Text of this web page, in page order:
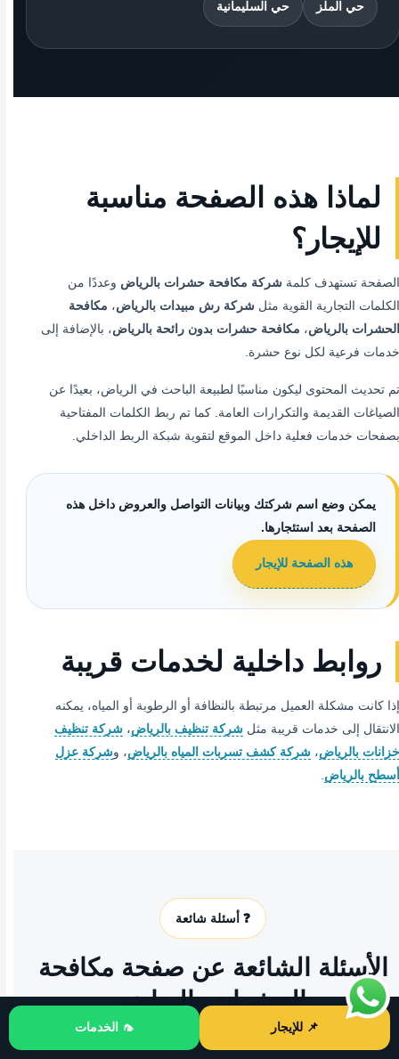
حي الملز حي السليمانية
لماذا هذه الصفحة مناسبة
للإيجار؟
الصفحة تستهدف كلمة شركة مكافحة حشرات بالرياض وعددًا من
الكلمات التجارية القوية مثل شركة رش مبيدات بالرياض، مكافحة
الحشرات بالرياض، مكافحة حشرات بدون رائحة بالرياض، بالإضافة إلى
خدمات فرعية لكل نوع حشرة.
تم تحديث المحتوى ليكون مناسبًا لطبيعة الباحث في الرياض، بعيدًا عن
الصياغات القديمة والتكرارات العامة. كما تم ربط الكلمات المفتاحية
بصفحات خدمات فعلية داخل الموقع لتقوية شبكة الربط الداخلي.
يمكن وضع اسم شركتك وبيانات التواصل والعروض داخل هذه
الصفحة بعد استئجارها.
هذه الصفحة للإيجار
روابط داخلية لخدمات قريبة
إذا كانت مشكلة العميل مرتبطة بالنظافة أو الرطوبة أو المياه، يمكنه
الانتقال إلى خدمات قريبة مثل شركة تنظيف بالرياض، شركة تنظيف
خزانات بالرياض، شركة كشف تسربات المياه بالرياض، وشركة عزل
أسطح بالرياض
❓ أسئلة شائعة
الأسئلة الشائعة عن صفحة مكافحة
الحشرات بالرياض
📌 للإيجار 🦟 الخدمات